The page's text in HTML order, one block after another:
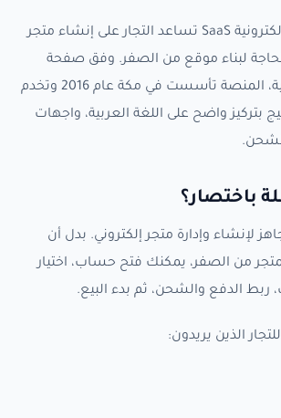
سلة هي منصة تجارة إلكترونية SaaS تساعد التجار على إنشاء متجر
الحاجة لبناء موقع من الصفر. وفق صفحة
معلومات سلة الرسمية، المنصة تأسست في مكة عام 2016 وتخدم
بتركيز واضح على اللغة العربية، واجهات
باختصار؟
لإنشاء وإدارة متجر إلكتروني. بدل أن
من الصفر، يمكنك فتح حساب، اختيار
ربط الدفع والشحن، ثم بدء البيع.
الذين يريدون: